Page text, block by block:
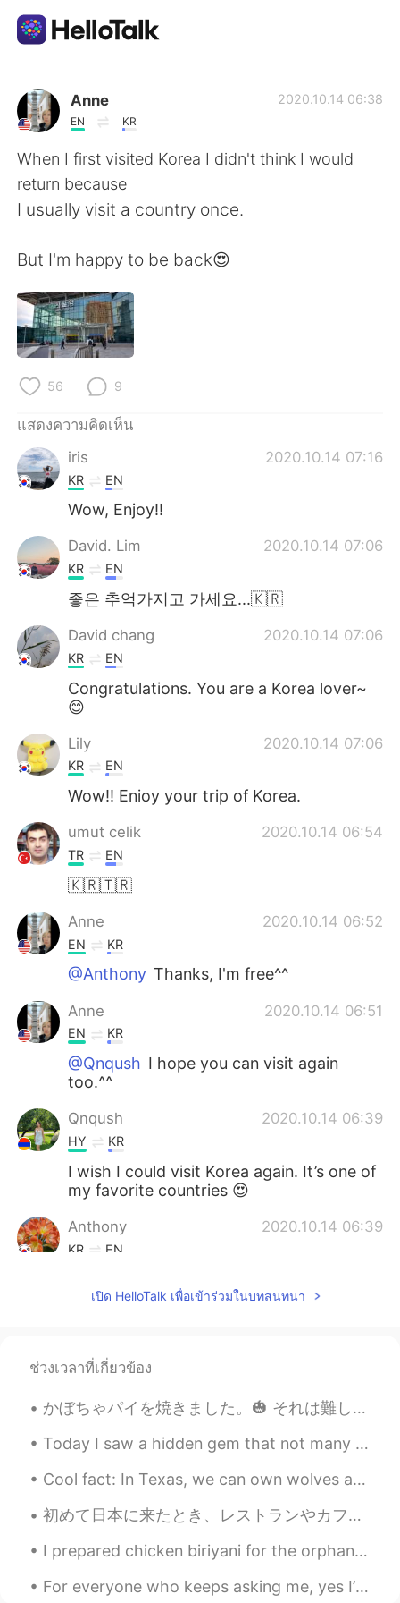
แอปแลกเปลี่ยนทางภาษา
AI Grammar Checker
ไทย
简体中文
繁體中文
العربية
한국어
Indonesia
Türkçe
Português
Anne
EN KR
2020.10.14 06:38
When I first visited Korea I didn't think I would
return because
I usually visit a country once.
But I'm happy to be back😍
56 9
แสดงความคิดเห็น
iris
2020.10.14 07:16
KR EN
Wow, Enjoy!!
David. Lim 2020.10.14 07:06
KR EN
좋은 추억가지고 가세요...🇰🇷
David chang 2020.10.14 07:06
KR EN
Congratulations. You are a Korea lover~
😊
Lily 2020.10.14 07:06
KR EN
Wow!! Enioy your trip of Korea.
umut celik 2020.10.14 06:54
TR EN
🇰🇷🇹🇷
Anne 2020.10.14 06:52
EN KR
@Anthony Thanks, I'm free^^
Anne 2020.10.14 06:51
EN KR
@Qnqush I hope you can visit again
too.^^
Qnqush 2020.10.14 06:39
HY KR
I wish I could visit Korea again. It’s one of
my favorite countries 😍
Anthony 2020.10.14 06:39
KR EN
เปิด HelloTalk เพื่อเข้าร่วมในบทสนทนา
ช่วงเวลาที่เกี่ยวข้อง
かぼちゃパイを焼きました。🎃 それは難しく、長い時間がかかりました。 でも美味しいです！秋の食べ物が大好きです。🍂🍁 Kabocha pai o yakimashita. Sore wa mu...
Today I saw a hidden gem that not many tourists come to: 東京大仏 Tokyo Big Buddha. This is located o...
Cool fact: In Texas, we can own wolves as pets. This is my best friends wolf named Boomer. He loo...
初めて日本に来たとき、レストランやカフェでアイスウォーターやアイスティーを提供していることにショックを受けました。 日本でホストファミリーと一緒に住んでいた時も、寒い時でも氷水を飲んでいます。 ...
I prepared chicken biriyani for the orphans today. The kids liked it alot. This is a famous dish ...
For everyone who keeps asking me, yes I’m really 23 years old! LOL. I just look very young I know...